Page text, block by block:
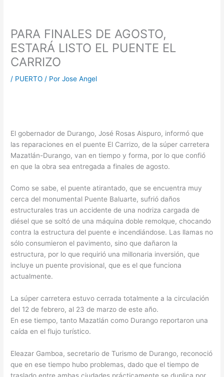
PARA FINALES DE AGOSTO,
ESTARÁ LISTO EL PUENTE EL
CARRIZO
/ PUERTO / PorJose Angel
El gobernador de Durango, José Rosas Aispuro, informó que
las reparaciones en el puente El Carrizo, de la súper carretera
Mazatlán-Durango, van en tiempo y forma, por lo que confió
en que la obra sea entregada a finales de agosto.
Como se sabe, el puente atirantado, que se encuentra muy
cerca del monumental Puente Baluarte, sufrió daños
estructurales tras un accidente de una nodriza cargada de
diésel que se soltó de una máquina doble remolque, chocando
contra la estructura del puente e incendiándose. Las llamas no
sólo consumieron el pavimento, sino que dañaron la
estructura, por lo que requirió una millonaria inversión, que
incluye un puente provisional, que es el que funciona
actualmente.
La súper carretera estuvo cerrada totalmente a la circulación
del 12 de febrero, al 23 de marzo de este año.
En ese tiempo, tanto Mazatlán como Durango reportaron una
caída en el flujo turístico.
Eleazar Gamboa, secretario de Turismo de Durango, reconoció
que en ese tiempo hubo problemas, dado que el tiempo de